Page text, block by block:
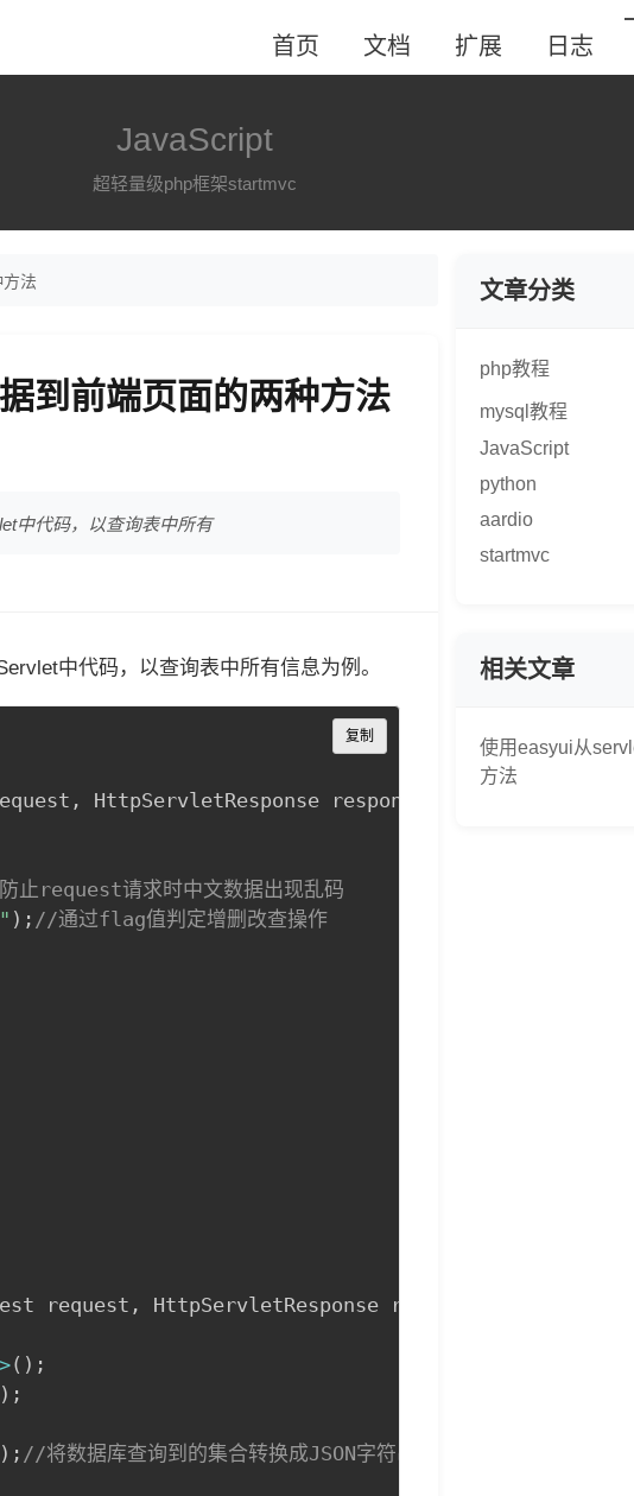
首页 文档 扩展 日志
JavaScript
超轻量级php框架startmvc
法
到前端页面的两种方法
中代码，以查询表中所有
中代码，以查询表中所有信息为例。
, HttpServletResponse response
止request请求时中文数据出现乱码
) ; //通过flag值判定增删改查操作
request , HttpServletResponse response
>( ) ;
) ;
) ; //将数据库查询到的集合转换成JSON字符串
复制
Copy
文章分类
php教程
mysql教程
JavaScript
python
aardio
startmvc
相关文章
使用easyui从
方法